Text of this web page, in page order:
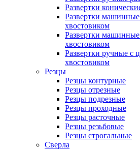
Развертки
Развертки
хвостовиком
Развертки
хвостовиком
Развертки ручные с
хвостовиком
Резцы
Резцы контурные
Резцы отрезные
Резцы подрезные
Резцы проходные
Резцы расточные
Резцы резьбовые
Резцы строгальные
Сверла